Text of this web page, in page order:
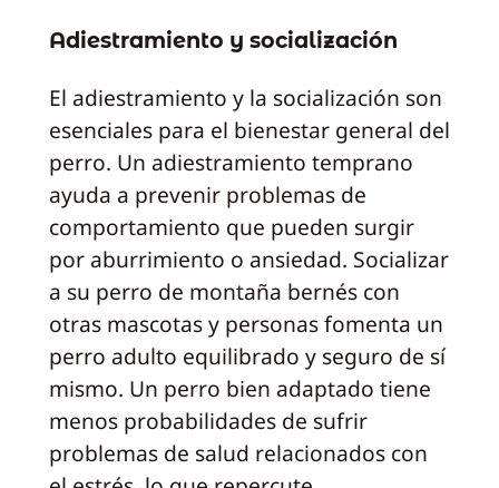
Adiestramiento y socialización
El adiestramiento y la socialización son
esenciales para el bienestar general del
perro. Un adiestramiento temprano
ayuda a prevenir problemas de
comportamiento que pueden surgir
por aburrimiento o ansiedad. Socializar
a su perro de montaña bernés con
otras mascotas y personas fomenta un
perro adulto equilibrado y seguro de sí
mismo. Un perro bien adaptado tiene
menos probabilidades de sufrir
problemas de salud relacionados con